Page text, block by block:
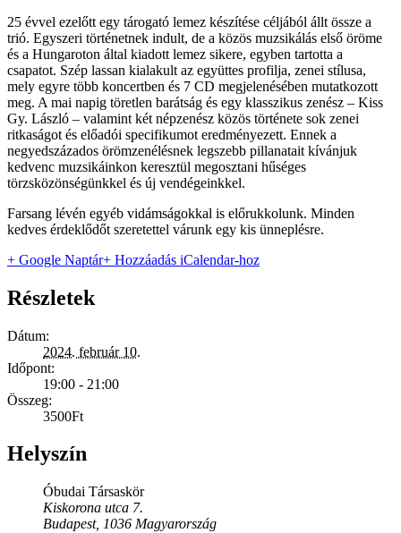
25 évvel ezelőtt egy tárogató lemez készítése céljából állt össze a
trió. Egyszeri történetnek indult, de a közös muzsikálás első öröme
és a Hungaroton által kiadott lemez sikere, egyben tartotta a
csapatot. Szép lassan kialakult az együttes profilja, zenei stílusa,
mely egyre több koncertben és 7 CD megjelenésében mutatkozott
meg. A mai napig töretlen barátság és egy klasszikus zenész – Kiss
Gy. László – valamint két népzenész közös története sok zenei
ritkaságot és előadói specifikumot eredményezett. Ennek a
negyedszázados örömzenélésnek legszebb pillanatait kívánjuk
kedvenc muzsikáinkon keresztül megosztani hűséges
törzsközönségünkkel és új vendégeinkkel.
Farsang lévén egyéb vidámságokkal is előrukkolunk. Minden
kedves érdeklődőt szeretettel várunk egy kis ünneplésre.
+ Google Naptár+ Hozzáadás iCalendar-hoz
Részletek
Dátum:
2024. február 10.
Időpont:
19:00 - 21:00
Összeg:
3500Ft
Helyszín
Óbudai Társaskör
Kiskorona utca 7.
Budapest, 1036 Magyarország